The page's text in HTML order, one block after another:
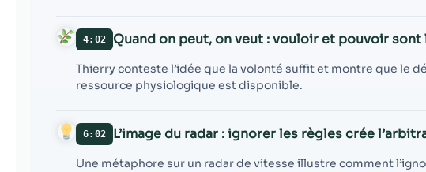
4:02 Quand on peut, on veut : vouloir et pouvoir sont
Thierry conteste l’idée que la volonté suffit et montre que le
ressource physiologique est disponible.
6:02 L’image du radar : ignorer les règles crée
Une métaphore sur un radar de vitesse illustre comment